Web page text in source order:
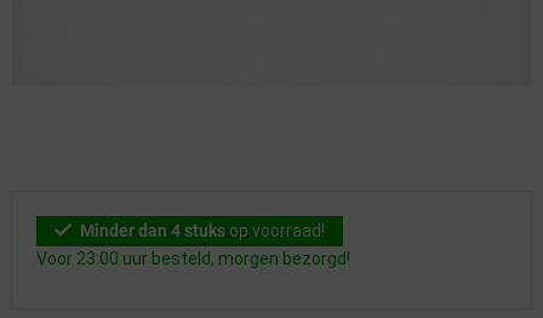
Minder dan 4 stuks op voorraad!
Voor 23:00 uur besteld, morgen bezorgd!